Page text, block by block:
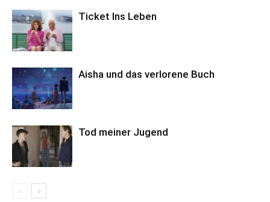
Ticket Ins Leben
Aisha und das verlorene Buch
Tod meiner Jugend